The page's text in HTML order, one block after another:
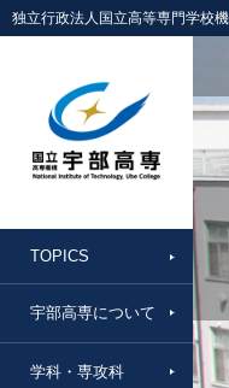
独立行政法人国立高等専門学校
TOPICS
宇部高専について
学科・専攻科